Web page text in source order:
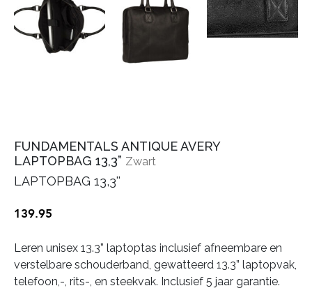
FUNDAMENTALS ANTIQUE AVERY
LAPTOPBAG 13,3” Zwart
LAPTOPBAG 13,3''
139.95
Leren unisex 13.3” laptoptas inclusief afneembare en
verstelbare schouderband, gewatteerd 13.3” laptopvak,
telefoon,-, rits-, en steekvak. Inclusief 5 jaar garantie.